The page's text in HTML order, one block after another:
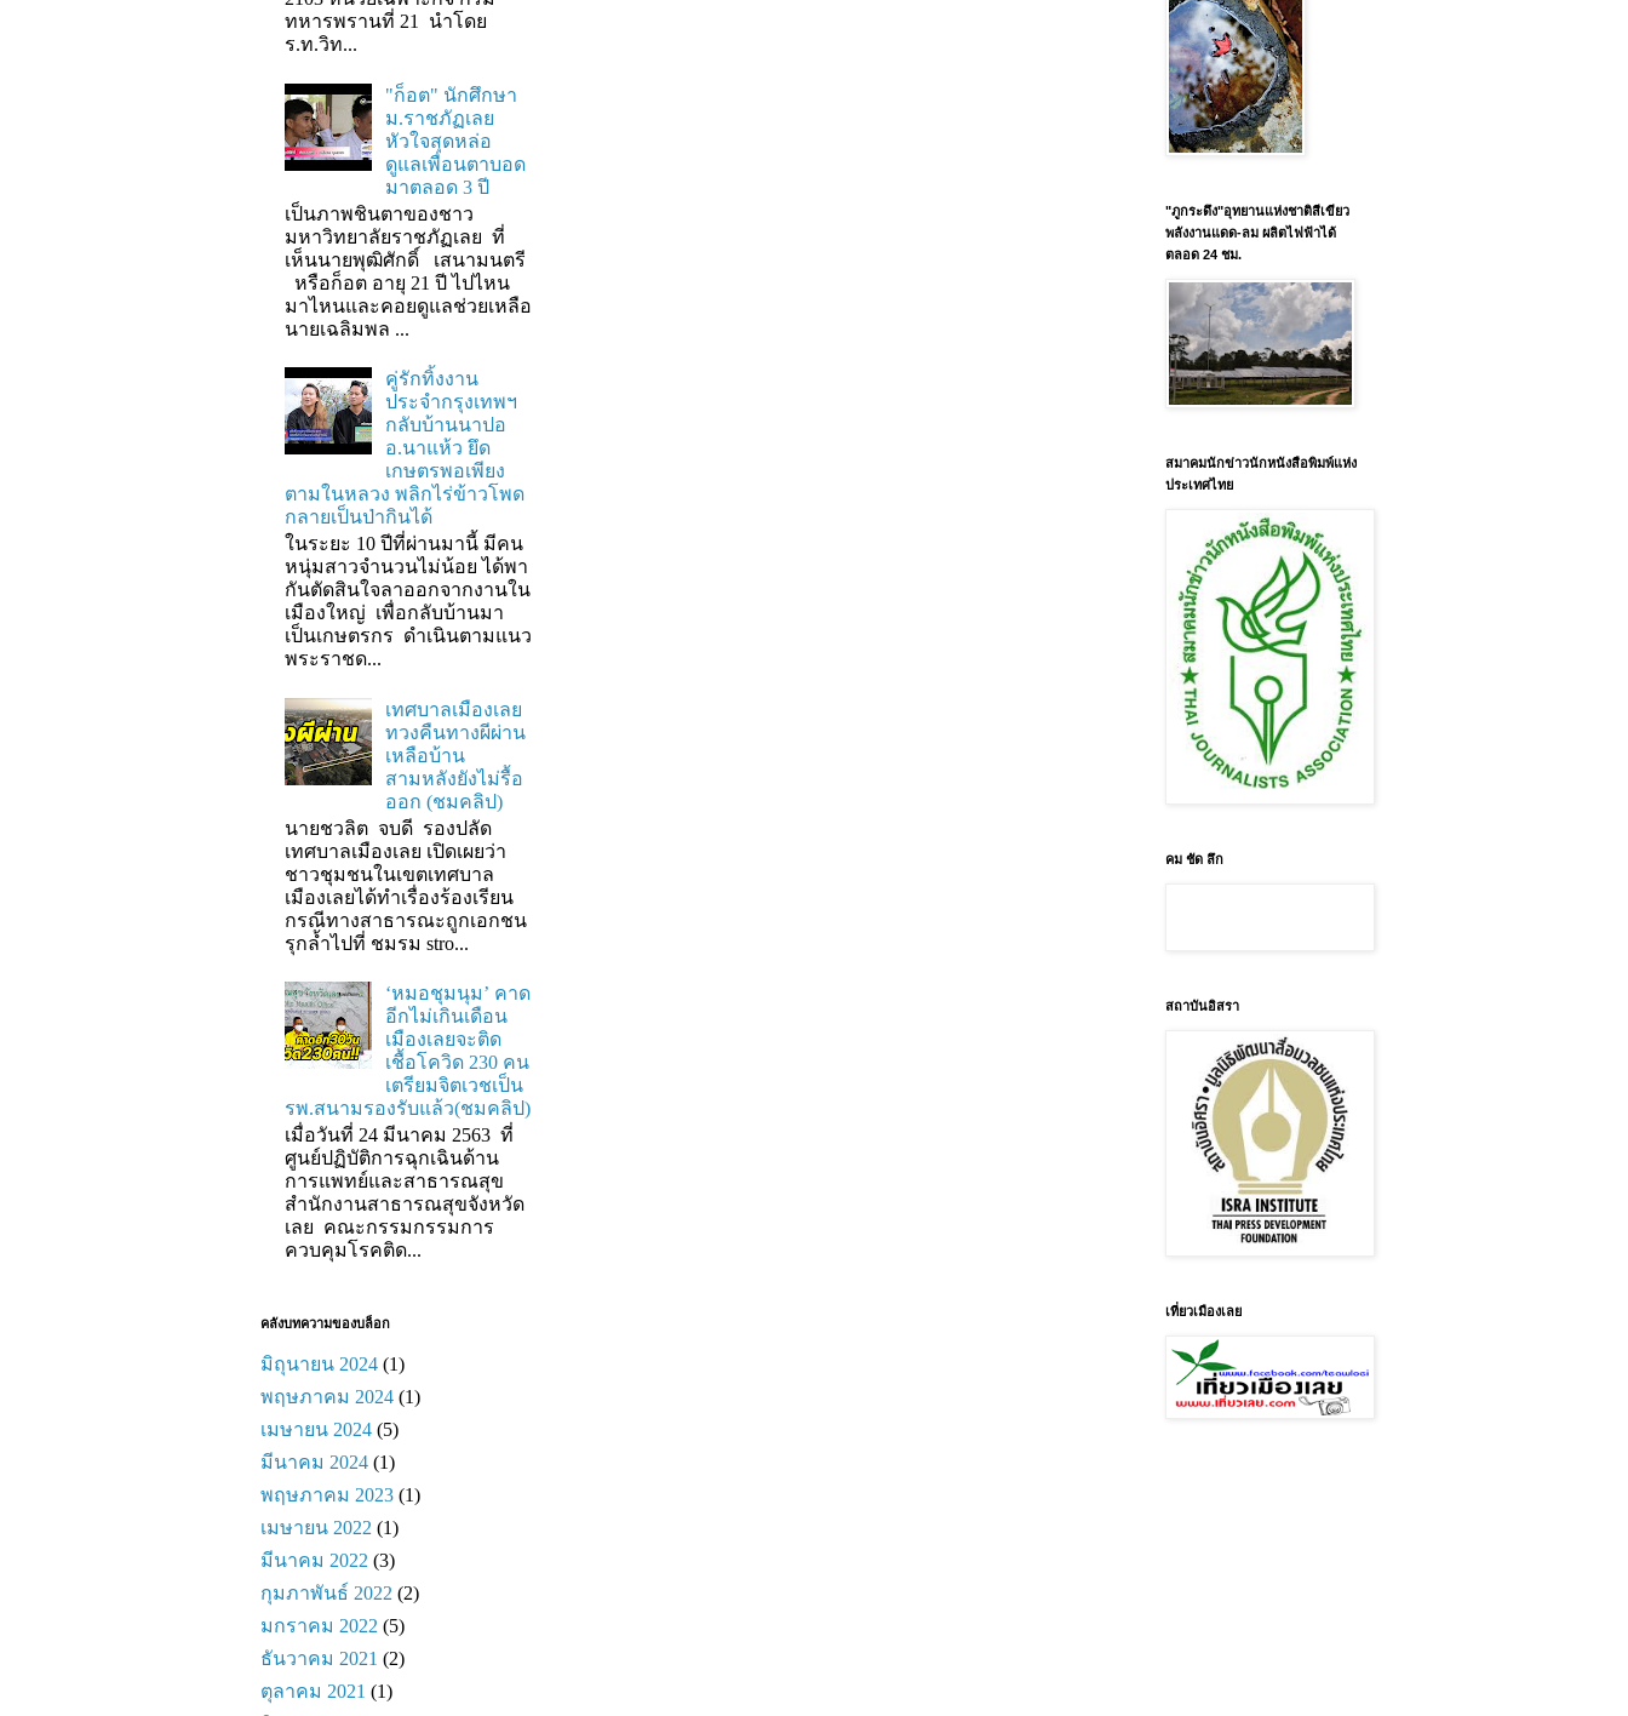
ทหารพรานที่ 21 นำโดย
ร.ท.วิท...
"ก็อต" นักศึกษา
ม.ราชภัฏเลย
หัวใจสุดหล่อ
ดูแลเพื่อนตาบอด
มาตลอด 3 ปี
เป็นภาพชินตาของชาว
มหาวิทยาลัยราชภัฏเลย ที่
เห็นนายพุฒิศักดิ์ เสนามนตรี
หรือก็อต อายุ 21 ปี ไปไหน
มาไหนและคอยดูแลช่วยเหลือ
นายเฉลิมพล ...
คู่รักทิ้งงาน
ประจำกรุงเทพฯ
กลับบ้านนาปอ
อ.นาแห้ว ยึด
เกษตรพอเพียง
ตามในหลวง พลิกไร่ข้าวโพด
กลายเป็นป่ากินได้
ในระยะ 10 ปีที่ผ่านมานี้ มีคน
หนุ่มสาวจำนวนไม่น้อย ได้พา
กันตัดสินใจลาออกจากงานใน
เมืองใหญ่ เพื่อกลับบ้านมา
เป็นเกษตรกร ดำเนินตามแนว
พระราชด...
เทศบาลเมืองเลย
ทวงคืนทางผีผ่าน
เหลือบ้าน
สามหลังยังไม่รื้อ
ออก (ชมคลิป)
นายชวลิต จบดี รองปลัด
เทศบาลเมืองเลย เปิดเผยว่า
ชาวชุมชนในเขตเทศบาล
เมืองเลยได้ทำเรื่องร้องเรียน
กรณีทางสาธารณะถูกเอกชน
รุกล้ำไปที่ ชมรม stro...
‘หมอชุมนุม’ คาด
อีกไม่เกินเดือน
เมืองเลยจะติด
เชื้อโควิด 230 คน
เตรียมจิตเวชเป็น
รพ.สนามรองรับแล้ว(ชมคลิป)
เมื่อวันที่ 24 มีนาคม 2563 ที่
ศูนย์ปฏิบัติการฉุกเฉินด้าน
การแพทย์และสาธารณสุข
สำนักงานสาธารณสุขจังหวัด
เลย คณะกรรมกรรมการ
ควบคุมโรคติด...
คลังบทความของบล็อก
มิถุนายน 2024 (1)
พฤษภาคม 2024 (1)
เมษายน 2024 (5)
มีนาคม 2024 (1)
พฤษภาคม 2023 (1)
เมษายน 2022 (1)
มีนาคม 2022 (3)
กุมภาพันธ์ 2022 (2)
มกราคม 2022 (5)
ธันวาคม 2021 (2)
ตุลาคม 2021 (1)
"ภูกระดึง"อุทยานแห่งชาติสีเขียว
พลังงานแดด-ลม ผลิตไฟฟ้าได้
ตลอด 24 ชม.
สมาคมนักข่าวนักหนังสือพิมพ์แห่ง
ประเทศไทย
คม ชัด ลึก
สถาบันอิสรา
เที่ยวเมืองเลย